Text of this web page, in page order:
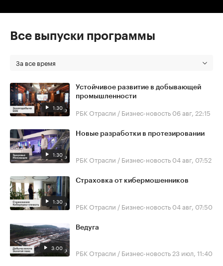
Все выпуски программы
За все время
1:30
Устойчивое развитие в добывающей
промышленности
РБК Отрасли / Бизнес-новость 06 авг, 22:15
1:30
Новые разработки в протезировании
РБК Отрасли / Бизнес-новость 04 авг, 07:52
1:30
Страховка от кибермошенников
РБК Отрасли / Бизнес-новость 04 авг, 07:50
3:00
Ведуга
РБК Отрасли / Бизнес-новость 23 июл, 11:40